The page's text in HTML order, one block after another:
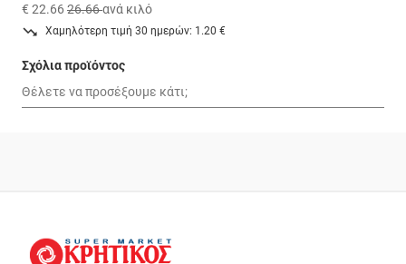
€ 22.66 26.66ανά κιλό
Χαμηλότερη τιμή 30 ημερών: 1.20 €
Σχόλια προϊόντος